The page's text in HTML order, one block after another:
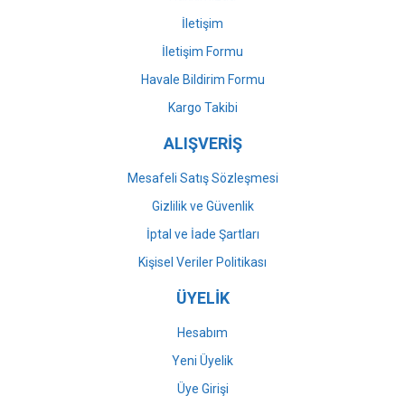
Gönder
İletişim
İletişim Formu
Havale Bildirim Formu
Kargo Takibi
ALIŞVERİŞ
Mesafeli Satış Sözleşmesi
Gizlilik ve Güvenlik
İptal ve İade Şartları
Kişisel Veriler Politikası
ÜYELİK
Hesabım
Yeni Üyelik
Üye Girişi